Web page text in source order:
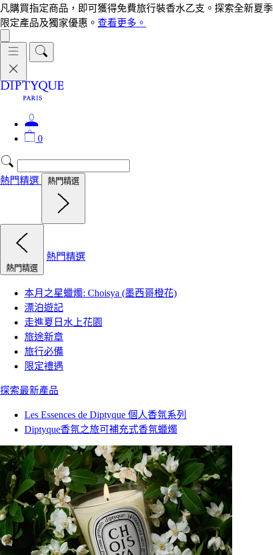
凡購買指定商品，即可獲得免費旅行裝香水乙支。探索全新夏季
限定產品及獨家優惠。 查看更多。
0
熱門精選 熱門精選
熱門精選
熱門精選
本月之星蠟燭: Choisya (墨西哥橙花)
漂泊遊記
走進夏日水上花園
旅途新章
旅行必備
限定禮遇
探索最新產品
Les Essences de Diptyque 個人香氛系列
Diptyque香氛之旅可補充式香氛蠟燭